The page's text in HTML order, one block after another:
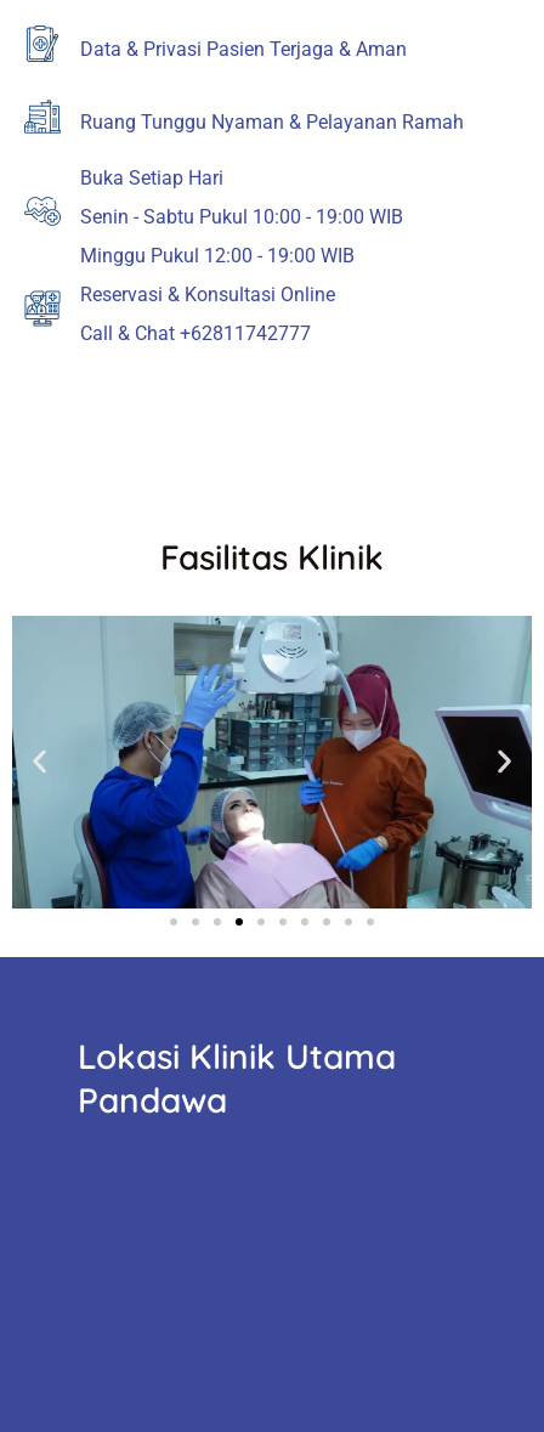
Data & Privasi Pasien Terjaga & Aman
Ruang Tunggu Nyaman & Pelayanan Ramah
Buka Setiap Hari
Senin - Sabtu Pukul 10:00 - 19:00 WIB
Minggu Pukul 12:00 - 19:00 WIB
Reservasi & Konsultasi Online
Call & Chat +62811742777
Fasilitas Klinik
Lokasi Klinik Utama
Pandawa